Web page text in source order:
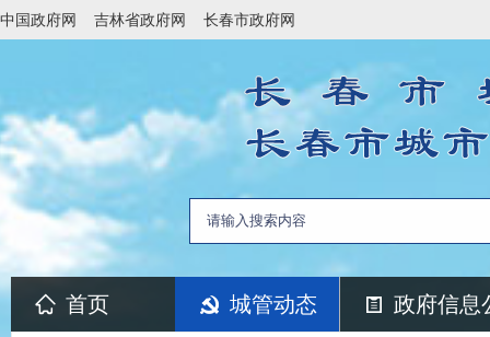
中国政府网 吉林省政府网 长春市政府网
首页 城管动态 政府信息